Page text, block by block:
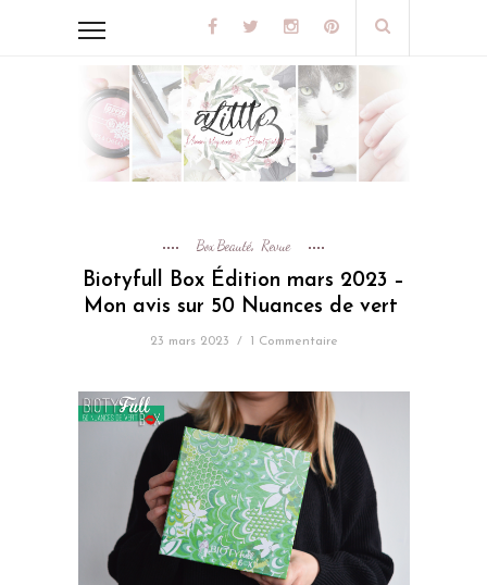
Box Beauté, Revue
Biotyfull Box Édition mars 2023 –
Mon avis sur 50 Nuances de vert
23 mars 2023 / 1 Commentaire